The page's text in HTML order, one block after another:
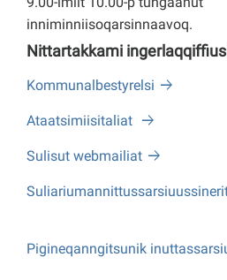
inniminniisoqarsinnaavoq.
Nittartakkami
Kommunalbestyrelsi
Ataatsimiisitaliat
Sulisut webmailiat
Pigineqanngitsunik